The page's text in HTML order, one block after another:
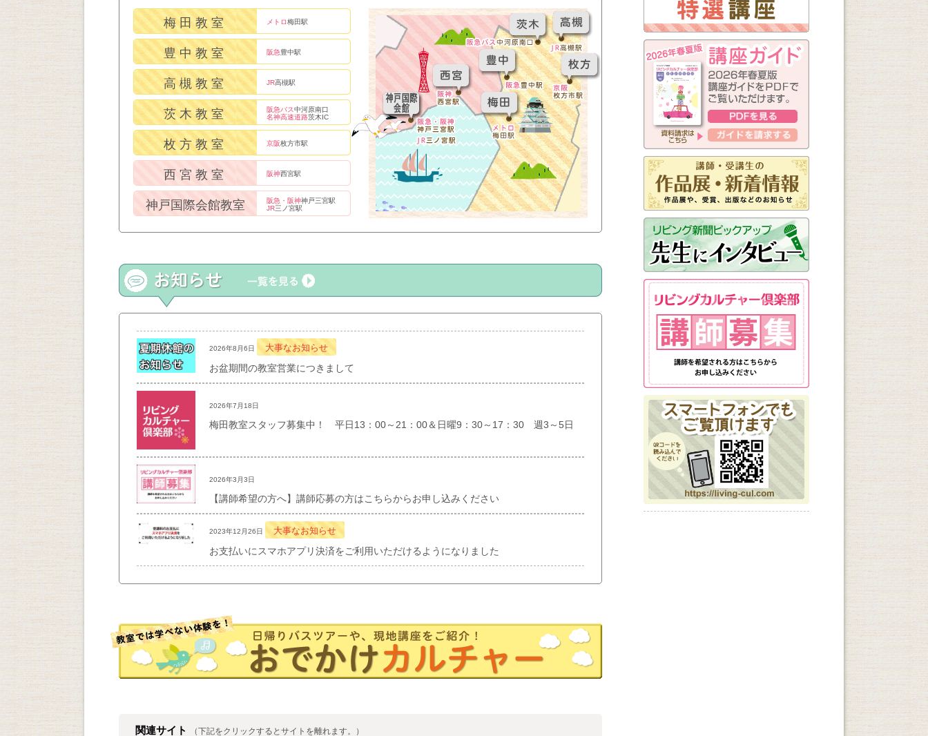
梅田教室 メトロ梅田駅
豊中教室 阪急豊中駅
高槻教室 JR高槻駅
茨木教室 阪急バス中河原南口
名神高速道路茨木IC
枚方教室 京阪枚方市駅
西宮教室 阪神西宮駅
神戸国際会館教室 阪急・阪神神戸三宮駅
JR三ノ宮駅
2026年8月6日 大事なお知らせ
お盆期間の教室営業につきまして
2026年7月18日
梅田教室スタッフ募集中！ 平日13：00～21：00＆日曜9：30～17：30 週3～5日
2026年3月3日
【講師希望の方へ】講師応募の方はこちらからお申し込みください
2023年12月26日 大事なお知らせ
お支払いにスマホアプリ決済をご利用いただけるようになりました
関連サイト （下記をクリックするとサイトを離れます。）
（※複数回答可）
開始時間の指定
午前の部
午後の部
夜の部
（※複数回答可）
新しく始まる講座
1日講座
体験講座
講座説明会